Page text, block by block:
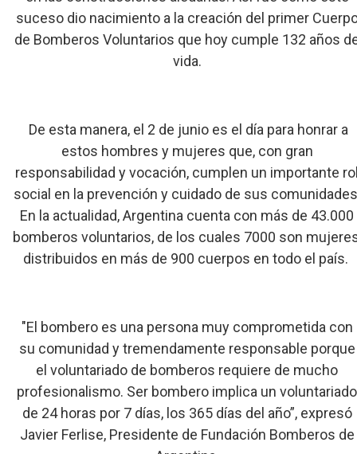
suceso dio nacimiento a la creación del primer
de Bomberos Voluntarios que hoy cumple 132 años
vida.
De esta manera, el 2 de junio es el día para honrar a
estos hombres y mujeres que, con gran
responsabilidad y vocación, cumplen un importante
social en la prevención y cuidado de sus
En la actualidad, Argentina cuenta con más de 43.000
bomberos voluntarios, de los cuales 7000 son
distribuidos en más de 900 cuerpos en todo el país.
"El bombero es una persona muy comprometida con
su comunidad y tremendamente responsable porque
el voluntariado de bomberos requiere de mucho
profesionalismo. Ser bombero implica un voluntariado
de 24 horas por 7 días, los 365 días del año”, expresó
Javier Ferlise, Presidente de Fundación Bomberos de